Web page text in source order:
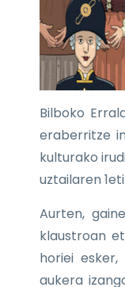
Bilboko
eraberritze
kulturako
uztailaren
Aurten,
klaustroan
horiei
aukera